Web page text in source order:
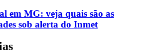
em MG: veja quais são as
sob alerta do Inmet